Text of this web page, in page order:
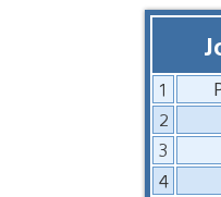
1
2
3
4